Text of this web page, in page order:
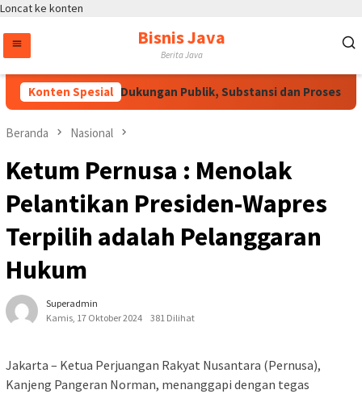
Loncat ke konten
Bisnis Java
Berita Java
Konten Spesial
RUU HAM Perlu Dukungan Publik, Substansi dan Proses
Beranda Nasional
Ketum Pernusa : Menolak
Pelantikan Presiden-Wapres
Terpilih adalah Pelanggaran
Hukum
Superadmin
Kamis, 17 Oktober 2024
381 Dilihat
Jakarta – Ketua Perjuangan Rakyat Nusantara (Pernusa),
Kanjeng Pangeran Norman, menanggapi dengan tegas